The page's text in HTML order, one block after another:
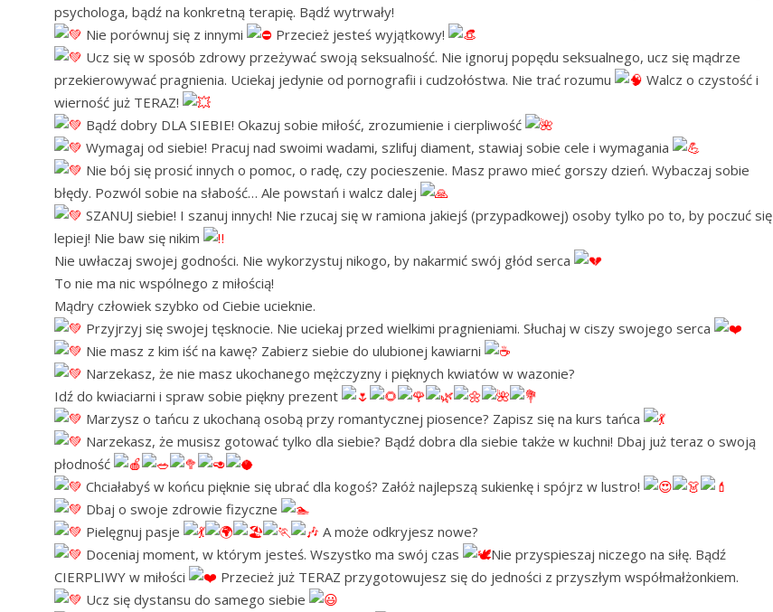
psychologa, bądź na konkretną terapię. Bądź wytrwały!
Nie porównuj się z innymi
Przecież jesteś wyjątkowy!
Ucz się w sposób zdrowy przeżywać swoją seksualność. Nie ignoruj popędu seksualnego, ucz się mądrze
przekierowywać pragnienia. Uciekaj jedynie od pornografii i cudzołóstwa. Nie trać rozumu
Walcz o czystość i
wierność już TERAZ!
Bądź dobry DLA SIEBIE! Okazuj sobie miłość, zrozumienie i cierpliwość
Wymagaj od siebie! Pracuj nad swoimi wadami, szlifuj diament, stawiaj sobie cele i wymagania
Nie bój się prosić innych o pomoc, o radę, czy pocieszenie. Masz prawo mieć gorszy dzień. Wybaczaj sobie
błędy. Pozwól sobie na słabość… Ale powstań i walcz dalej
SZANUJ siebie! I szanuj innych! Nie rzucaj się w ramiona jakiejś (przypadkowej) osoby tylko po to, by poczuć się
lepiej! Nie baw się nikim
Nie uwłaczaj swojej godności. Nie wykorzystuj nikogo, by nakarmić swój głód serca
To nie ma nic wspólnego z miłością!
Mądry człowiek szybko od Ciebie ucieknie.
Przyjrzyj się swojej tęsknocie. Nie uciekaj przed wielkimi pragnieniami. Słuchaj w ciszy swojego serca
Nie masz z kim iść na kawę? Zabierz siebie do ulubionej kawiarni
Narzekasz, że nie masz ukochanego mężczyzny i pięknych kwiatów w wazonie?
Idź do kwiaciarni i spraw sobie piękny prezent
Marzysz o tańcu z ukochaną osobą przy romantycznej piosence? Zapisz się na kurs tańca
Narzekasz, że musisz gotować tylko dla siebie? Bądź dobra dla siebie także w kuchni! Dbaj już teraz o swoją
płodność
Chciałabyś w końcu pięknie się ubrać dla kogoś? Załóż najlepszą sukienkę i spójrz w lustro!
Dbaj o swoje zdrowie fizyczne
Pielęgnuj pasje
A może odkryjesz nowe?
Doceniaj moment, w którym jesteś. Wszystko ma swój czas
Nie przyspieszaj niczego na siłę. Bądź
CIERPLIWY w miłości
Przecież już TERAZ przygotowujesz się do jedności z przyszłym współmałżonkiem.
Ucz się dystansu do samego siebie